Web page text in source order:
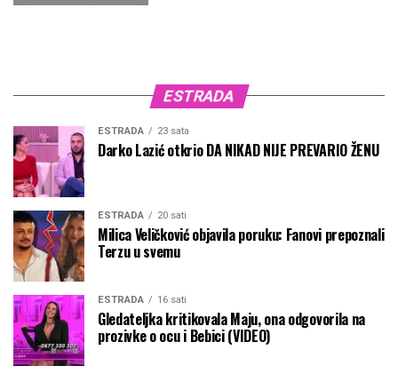
ESTRADA
ESTRADA 23 sata
Darko Lazić otkrio DA NIKAD NIJE PREVARIO ŽENU
ESTRADA 20 sati
Milica Veličković objavila poruku: Fanovi prepoznali
Terzu u svemu
ESTRADA 16 sati
Gledateljka kritikovala Maju, ona odgovorila na
prozivke o ocu i Bebici (VIDEO)